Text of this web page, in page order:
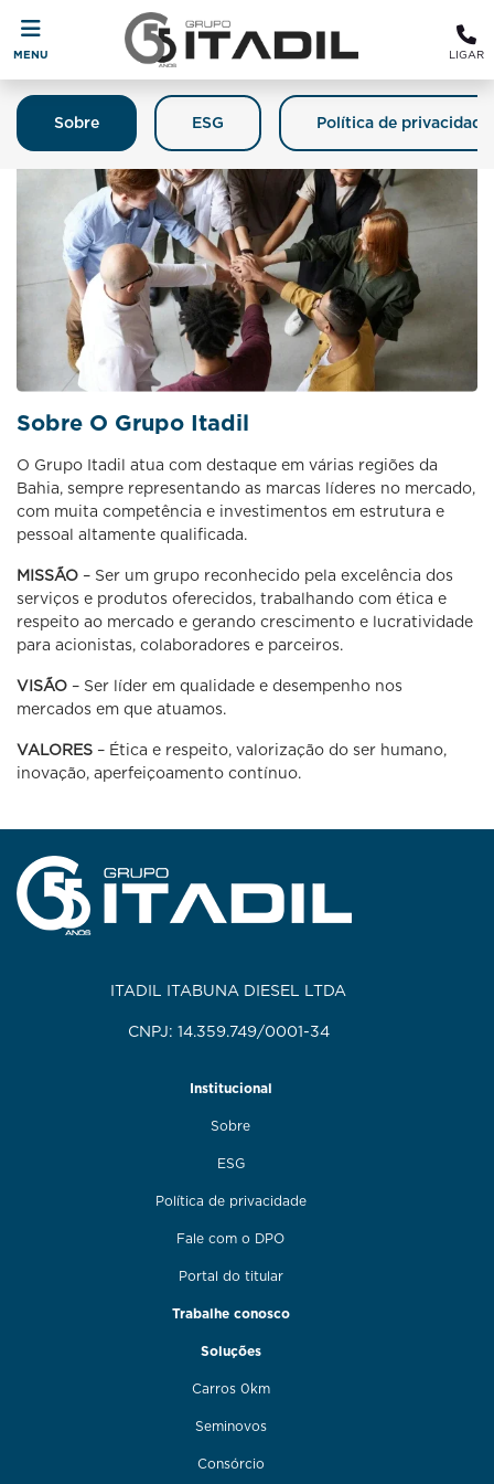
MENU LIGAR
Sobre ESG Política de privacidade
Sobre O Grupo Itadil
O Grupo Itadil atua com destaque em várias regiões da
Bahia, sempre representando as marcas líderes no mercado,
com muita competência e investimentos em estrutura e
pessoal altamente qualificada.
MISSÃO – Ser um grupo reconhecido pela excelência dos
serviços e produtos oferecidos, trabalhando com ética e
respeito ao mercado e gerando crescimento e lucratividade
para acionistas, colaboradores e parceiros.
VISÃO – Ser líder em qualidade e desempenho nos
mercados em que atuamos.
VALORES – Ética e respeito, valorização do ser humano,
inovação, aperfeiçoamento contínuo.
ITADIL ITABUNA DIESEL LTDA
CNPJ: 14.359.749/0001-34
Institucional
Sobre
ESG
Política de privacidade
Fale com o DPO
Portal do titular
Trabalhe conosco
Soluções
Carros 0km
Seminovos
Consórcio